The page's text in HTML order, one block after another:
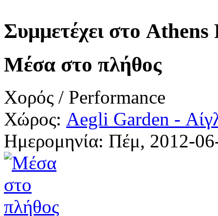
Συμμετέχει στο
Μέσα στο πλήθος
Χορός / Performance
Χώρος: Aegli Garden -
Ημερομηνία: Πέμ, 2012-